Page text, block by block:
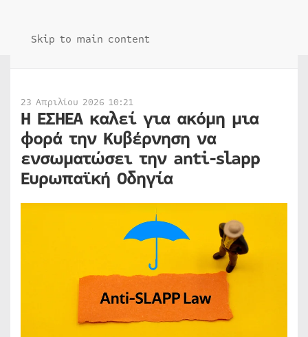
Skip to main content
23 Απριλίου 2026 10:21
Η ΕΣΗΕΑ καλεί για ακόμη μια
φορά την Κυβέρνηση να
ενσωματώσει την anti-slapp
Ευρωπαϊκή Οδηγία